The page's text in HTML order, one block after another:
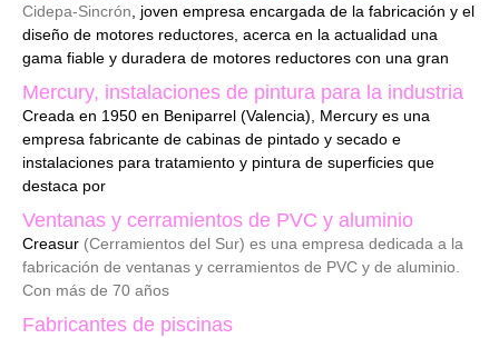
Cidepa-Sincrón , joven empresa encargada de la fabricación y el
diseño de motores reductores, acerca en la actualidad una
gama fiable y duradera de motores reductores con una gran
Mercury, instalaciones de pintura para la industria
Creada en 1950 en Beniparrel (Valencia), Mercury es una
empresa fabricante de cabinas de pintado y secado e
instalaciones para tratamiento y pintura de superficies que
destaca por
Ventanas y cerramientos de PVC y aluminio
Creasur (Cerramientos del Sur) es una empresa dedicada a la
fabricación de ventanas y cerramientos de PVC y de aluminio.
Con más de 70 años
Fabricantes de piscinas